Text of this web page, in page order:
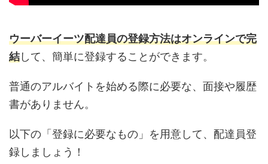
ウーバーイーツ配達員の登録方法はオンラインで完
結して、簡単に登録することができます。
普通のアルバイトを始める際に必要な、面接や履歴
書がありません。
以下の「登録に必要なもの」を用意して、配達員登
録しましょう！